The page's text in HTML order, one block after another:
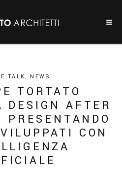
TALK,NEWS
TORTATO
DESIGN AFTER
PRESENTANDO
CON